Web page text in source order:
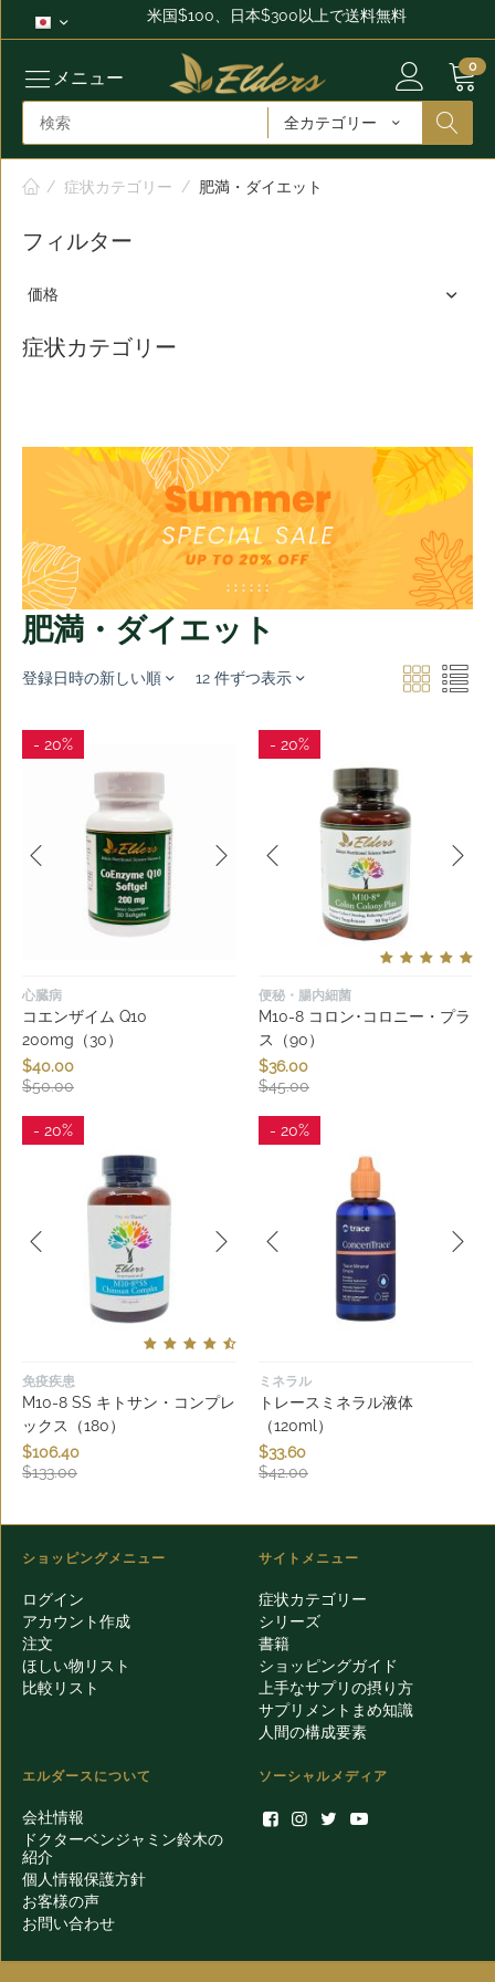
米国$100、日本$300以上で送料無料
全カテゴリー
0
メニュー
/ 症状カテゴリー / 肥満・ダイエット
フィルター
価格
症状カテゴリー
肥満・ダイエット
登録日時の新しい順 12 件ずつ表示
- 20%
心臓病
コエンザイム Q10
200mg（30）
$40.00
$50.00
- 20%
便秘・腸内細菌
M10-8 コロン･コロニー・プラ
ス（90）
$36.00
$45.00
- 20%
免疫疾患
M10-8 SS キトサン・コンプレ
ックス（180）
$106.40
$133.00
- 20%
ミネラル
トレースミネラル液体
（120ml）
$33.60
$42.00
ショッピングメニュー
ログイン
アカウント作成
注文
ほしい物リスト
比較リスト
サイトメニュー
症状カテゴリー
シリーズ
書籍
ショッピングガイド
上手なサプリの摂り方
サプリメントまめ知識
人間の構成要素
エルダースについて
会社情報
ドクターベンジャミン鈴木の
紹介
個人情報保護方針
お客様の声
お問い合わせ
ソーシャルメディア